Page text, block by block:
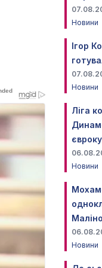
Новини
Ігор
Новини
Ліга
Новини
Новини